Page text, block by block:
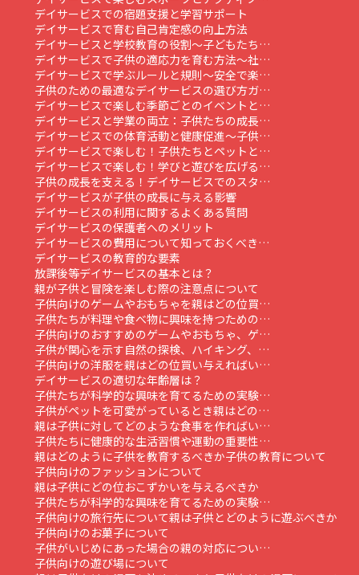
デイサービスでの宿題支援と学習サポート
デイサービスで育む自己肯定感の向上方法
デイサービスと学校教育の役割～子どもたち…
デイサービスで子供の適応力を育む方法～社…
デイサービスで学ぶルールと規則～安全で楽…
子供のための最適なデイサービスの選び方ガ…
デイサービスで楽しむ季節ごとのイベントと…
デイサービスと学業の両立：子供たちの成長…
デイサービスでの体育活動と健康促進～子供…
デイサービスで楽しむ！子供たちとペットと…
デイサービスで楽しむ！学びと遊びを広げる…
子供の成長を支える！デイサービスでのスタ…
デイサービスが子供の成長に与える影響
デイサービスの利用に関するよくある質問
デイサービスの保護者へのメリット
デイサービスの費用について知っておくべき…
デイサービスの教育的な要素
放課後等デイサービスの基本とは？
親が子供と冒険を楽しむ際の注意点について
子供向けのゲームやおもちゃを親はどの位買…
子供たちが料理や食べ物に興味を持つための…
子供向けのおすすめのゲームやおもちゃ、ゲ…
子供が関心を示す自然の探検、ハイキング、…
子供向けの洋服を親はどの位買い与えればい…
デイサービスの適切な年齢層は？
子供たちが科学的な興味を育てるための実験…
子供がペットを可愛がっているとき親はどの…
親は子供に対してどのような食事を作ればい…
子供たちに健康的な生活習慣や運動の重要性…
親はどのように子供を教育するべきか子供の教育について
子供向けのファッションについて
親は子供にどの位おこずかいを与えるべきか
子供たちが科学的な興味を育てるための実験…
子供向けの旅行先について親は子供とどのように遊ぶべきか
子供向けのお菓子について
子供がいじめにあった場合の親の対応につい…
子供向けの遊び場について